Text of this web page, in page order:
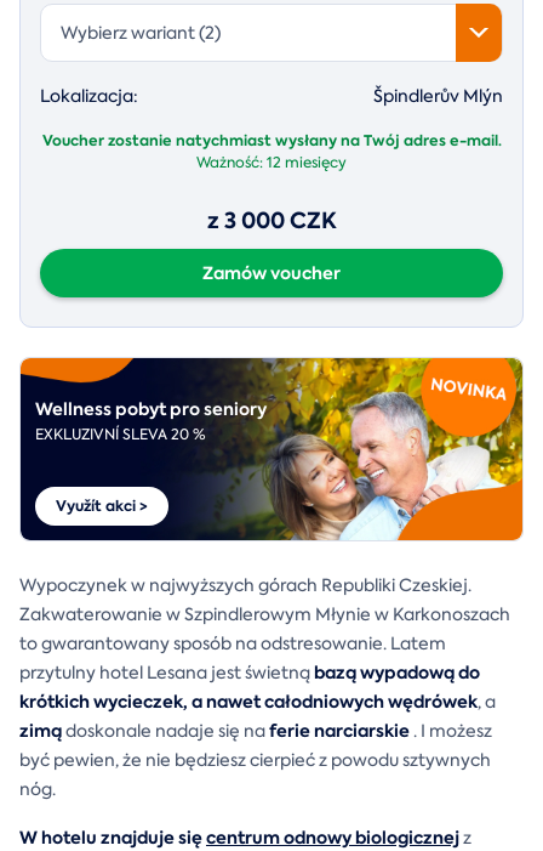
Wybierz wariant (2)
Lokalizacja: Špindlerův Mlýn
Voucher zostanie natychmiast wysłany na Twój adres e-mail.
Ważność:12 miesięcy
z 3 000 CZK
Zamów voucher
Wellness pobyt pro seniory
EXKLUZIVNÍ SLEVA 20 %
Využít akci >
Wypoczynek w najwyższych górach Republiki Czeskiej.
Zakwaterowanie w Szpindlerowym Młynie w Karkonoszach
to gwarantowany sposób na odstresowanie. Latem
przytulny hotel Lesana jest świetnąbazą wypadową do
krótkich wycieczek, a nawet całodniowych wędrówek, a
zimądoskonale nadaje się naferie narciarskie. I możesz
być pewien, że nie będziesz cierpieć z powodu sztywnych
nóg.
W hotelu znajduje sięcentrum odnowy biologicznejz